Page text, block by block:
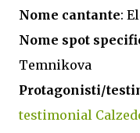
Nome cantante:
Nome spot
Temnikova
Protagonisti/
testimonial